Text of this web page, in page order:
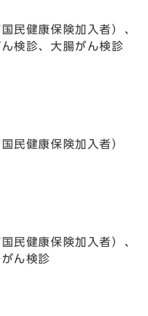
民健康保険加入者）、
検診、大腸がん検診
民健康保険加入者）
民健康保険加入者）、
ん検診